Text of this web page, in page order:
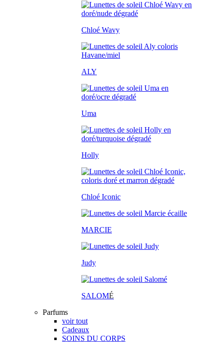
Chloé Wavy
ALY
Uma
Holly
Chloé Iconic
MARCIE
Judy
SALOMÉ
Parfums
voir tout
Cadeaux
SOINS DU CORPS